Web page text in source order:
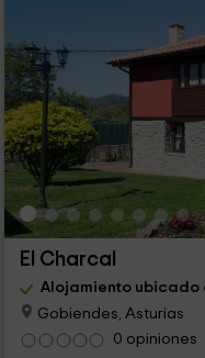
El Charcal
Alojamiento ubicado
Gobiendes, Asturias
0 opiniones